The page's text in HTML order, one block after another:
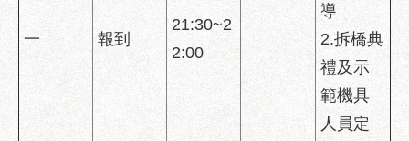
民
挖
一 報到
21:30~2
2:00
導
2.拆橋典
禮及示
範機具
人員定